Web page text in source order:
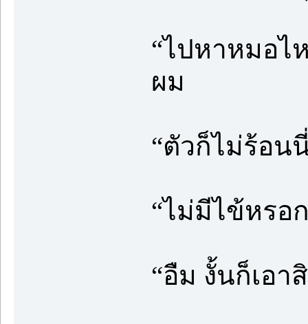
“ไปหาหมอไ
ผม
“ตัวก็ไม่ร้อน
“ไม่มีไข้หรอ
“อืม งั้นก็เอา